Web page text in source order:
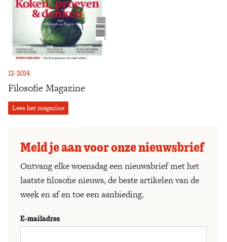
12-2014
Filosofie Magazine
Lees het magazine
Meld je aan voor onze nieuwsbrief
Ontvang elke woensdag een nieuwsbrief met het
laatste filosofie nieuws, de beste artikelen van de
week en af en toe een aanbieding.
E-mailadres